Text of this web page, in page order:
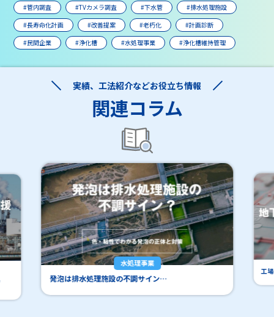
#管内調査
#TVカメラ調査 #下水管
#排水処理施設
#長寿命化計画
#改善提案 #老朽化
#計画診断
#民間企業
#浄化槽 #水処理事業 #浄化槽維持管理
実績、工法紹介などお役立ち情報
関連コラム
水処理事業
発泡は排水処理施設の不調サイン…
工